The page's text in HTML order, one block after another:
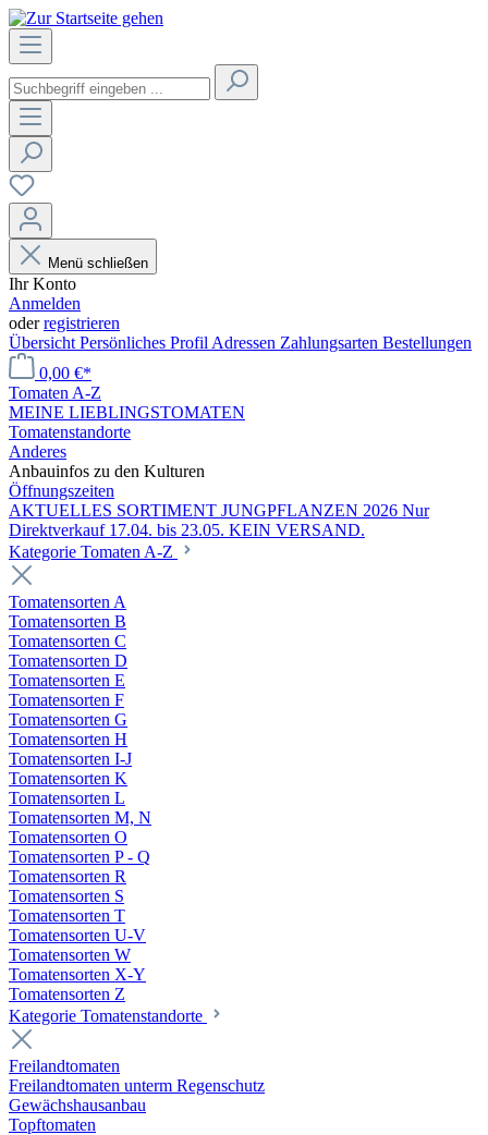
Menü schließen
Ihr Konto
Anmelden
oderregistrieren
Übersicht Persönliches Profil Adressen Zahlungsarten Bestellungen
0,00 €*
Tomaten A-Z
MEINE LIEBLINGSTOMATEN
Tomatenstandorte
Anderes
Anbauinfos zu den Kulturen
Öffnungszeiten
AKTUELLES SORTIMENT JUNGPFLANZEN 2026 Nur
Direktverkauf 17.04. bis 23.05. KEIN VERSAND.
Kategorie Tomaten A-Z
Tomatensorten A
Tomatensorten B
Tomatensorten C
Tomatensorten D
Tomatensorten E
Tomatensorten F
Tomatensorten G
Tomatensorten H
Tomatensorten I-J
Tomatensorten K
Tomatensorten L
Tomatensorten M, N
Tomatensorten O
Tomatensorten P - Q
Tomatensorten R
Tomatensorten S
Tomatensorten T
Tomatensorten U-V
Tomatensorten W
Tomatensorten X-Y
Tomatensorten Z
Kategorie Tomatenstandorte
Freilandtomaten
Freilandtomaten unterm Regenschutz
Gewächshausanbau
Topftomaten